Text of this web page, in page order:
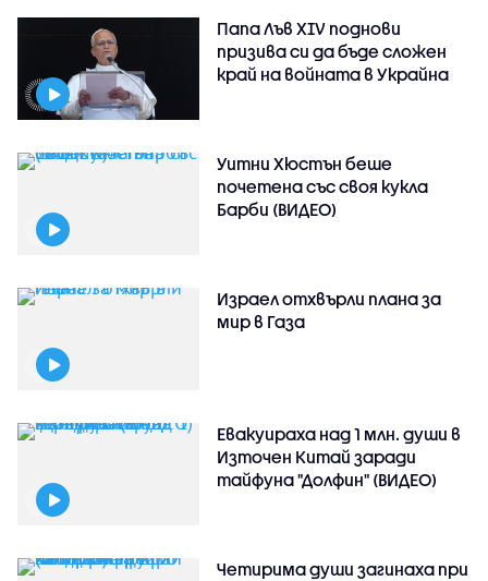
Папа Лъв XIV поднови
призива си да бъде сложен
край на войната в Украйна
Уитни Хюстън беше
почетена със своя кукла
Барби (ВИДЕО)
Израел отхвърли плана за
мир в Газа
Евакуираха над 1 млн. души в
Източен Китай заради
тайфуна "Долфин" (ВИДЕО)
Четирима души загинаха при